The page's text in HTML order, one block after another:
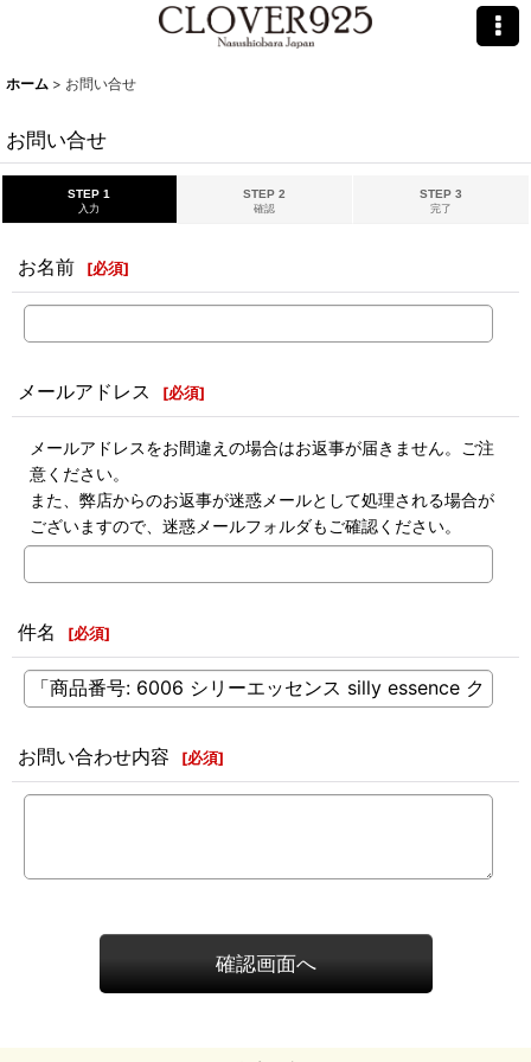
ホーム > お問い合せ
お問い合せ
STEP 1
入力
STEP 2
確認
STEP 3
完了
お名前 [必須]
メールアドレス [必須]
メールアドレスをお間違えの場合はお返事が届きません。ご注
意ください。
また、弊店からのお返事が迷惑メールとして処理される場合が
ございますので、迷惑メールフォルダもご確認ください。
件名 [必須]
お問い合わせ内容 [必須]
確認画面へ